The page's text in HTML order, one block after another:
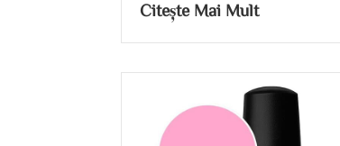
Citește Mai Mult